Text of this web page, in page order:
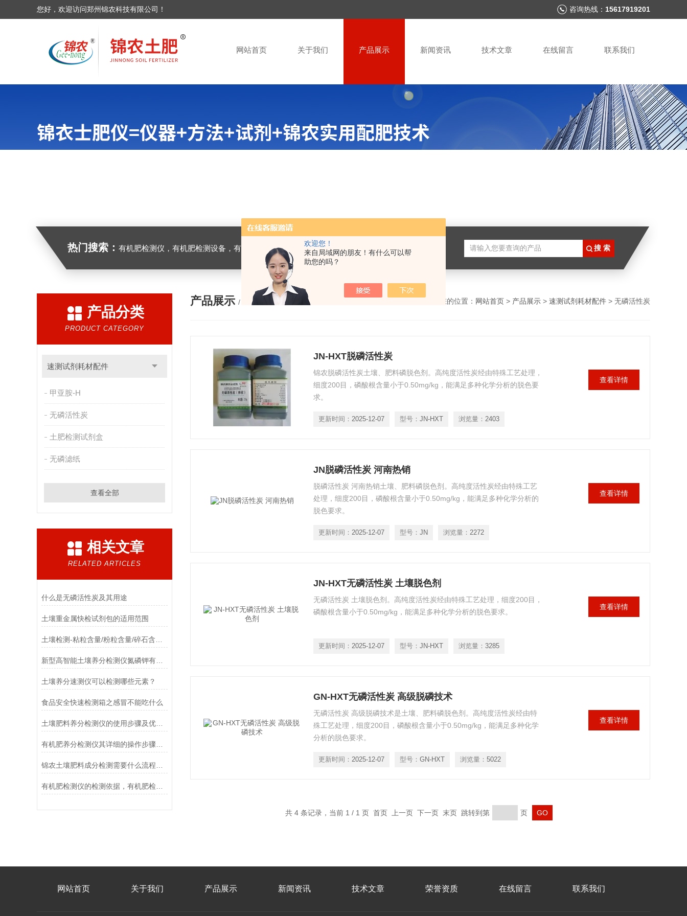
欢迎您！
来自局域网的朋友！有什么可以帮
助您的吗？
您好，欢迎访问郑州锦农科技有限公司！ 咨询热线： 15617919201
网站首页 关于我们 产品展示 新闻资讯 技术文章 在线留言 联系我们
热门搜索： 有机肥检测仪，有机肥检测设备，有机肥实验室设备，生物有机肥检测仪器，有机肥化验仪，有机肥实验室建设
产品分类
PRODUCT CATEGORY
速测试剂耗材配件
甲亚胺-H
无磷活性炭
土肥检测试剂盒
无磷滤纸
查看全部
相关文章
RELATED ARTICLES
什么是无磷活性炭及其用途
土壤重金属快检试剂包的适用范围
新型高智能土壤养分检测仪氮磷钾有机质的检测
土壤养分速测仪可以检测哪些元素？
食品安全快速检测箱之感冒不能吃什么
土壤肥料养分检测仪的使用步骤及优缺点讲解
产品展示 / PRODUCTS 您的位置： 网站首页 > 产品展示 > 速测试剂耗材配件 > 无磷活性炭
JN-HXT脱磷活性炭
锦农脱磷活性炭土壤、肥料磷脱色剂。高纯度活性炭经由特殊工艺处理，
细度200目，磷酸根含量小于0.50mg/kg，能满足多种化学分析的脱色要
求。
更新时间： 2025-12-07 型号： JN-HXT 浏览量： 2403
查看详情
JN脱磷活性炭 河南热销
脱磷活性炭 河南热销土壤、肥料磷脱色剂。高纯度活性炭经由特殊工艺
处理，细度200目，磷酸根含量小于0.50mg/kg，能满足多种化学分析的
脱色要求。
更新时间： 2025-12-07 型号： JN 浏览量： 2272
查看详情
JN-HXT无磷活性炭 土壤脱色剂
无磷活性炭 土壤脱色剂。高纯度活性炭经由特殊工艺处理，细度200目，
磷酸根含量小于0.50mg/kg，能满足多种化学分析的脱色要求。
更新时间： 2025-12-07 型号： JN-HXT 浏览量： 3285
查看详情
GN-HXT无磷活性炭 高级脱磷技术
无磷活性炭 高级脱磷技术是土壤、肥料磷脱色剂。高纯度活性炭经由特
殊工艺处理，细度200目，磷酸根含量小于0.50mg/kg，能满足多种化学
分析的脱色要求。
更新时间： 2025-12-07 型号： GN-HXT 浏览量： 5022
查看详情
共 4 条记录，当前 1 / 1 页 首页 上一页 下一页 末页 跳转到第 页
网站首页 关于我们 产品展示 新闻资讯 技术文章 荣誉资质 在线留言 联系我们